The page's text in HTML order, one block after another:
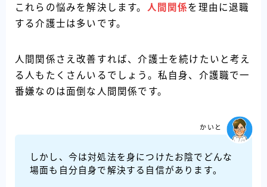
これらの悩みを解決します。 人間関係を理由に退職
する介護士は多いです。
人間関係さえ改善すれば、介護士を続けたいと考え
る人もたくさんいるでしょう。私自身、介護職で一
番嫌なのは面倒な人間関係です。
しかし、今は対処法を身につけたお陰でどんな
場面も自分自身で解決する自信があります。
かいと